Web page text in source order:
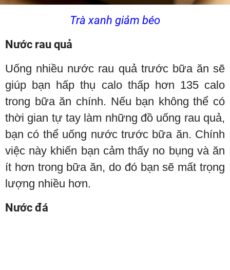
Trà xanh giảm béo
Nước rau quả
Uống nhiều nước rau quả trước bữa ăn sẽ
giúp bạn hấp thụ calo thấp hơn 135 calo
trong bữa ăn chính. Nếu bạn không thể có
thời gian tự tay làm những đồ uống rau quả,
bạn có thể uống nước trước bữa ăn. Chính
việc này khiến bạn cảm thấy no bụng và ăn
ít hơn trong bữa ăn, do đó bạn sẽ mất trọng
lượng nhiều hơn.
Nước đá